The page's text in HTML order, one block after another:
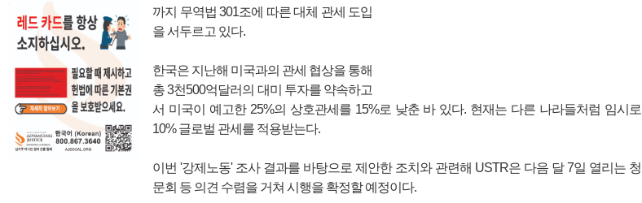
까지 무역법 301조에 따른 대체 관세 도입
을 서두르고 있다.
한국은 지난해 미국과의 관세 협상을 통해
총 3천500억달러의 대미 투자를 약속하고
서 미국이 예고한 25%의 상호관세를 15%로 낮춘 바 있다. 현재는 다른 나라들처럼 임시로
10% 글로벌 관세를 적용받는다.
이번 '강제노동' 조사 결과를 바탕으로 제안한 조치와 관련해 USTR은 다음 달 7일 열리는 청
문회 등 의견 수렴을 거쳐 시행을 확정할 예정이다.